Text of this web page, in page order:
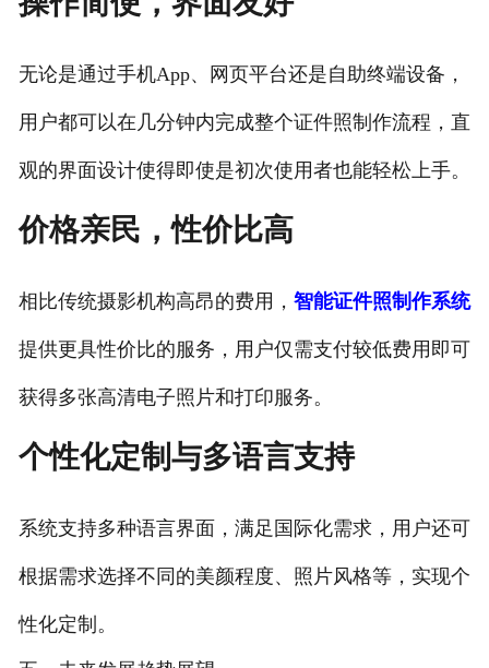
无论是通过手机App、网页平台还是自助终端设备，
用户都可以在几分钟内完成整个证件照制作流程，直
观的界面设计使得即使是初次使用者也能轻松上手。
价格亲民，性价比高
相比传统摄影机构高昂的费用， 智能证件照制作系统
提供更具性价比的服务，用户仅需支付较低费用即可
获得多张高清电子照片和打印服务。
个性化定制与多语言支持
系统支持多种语言界面，满足国际化需求，用户还可
根据需求选择不同的美颜程度、照片风格等，实现个
性化定制。